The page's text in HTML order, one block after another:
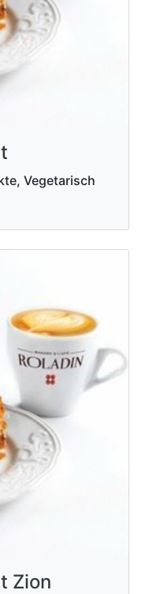
Vegetarisch
Zion